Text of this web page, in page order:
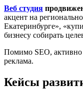
Веб студия
акцент на
Екатеринбурге»,
бизнесу собирать
Помимо SEO, активно
реклама.
Кейсы